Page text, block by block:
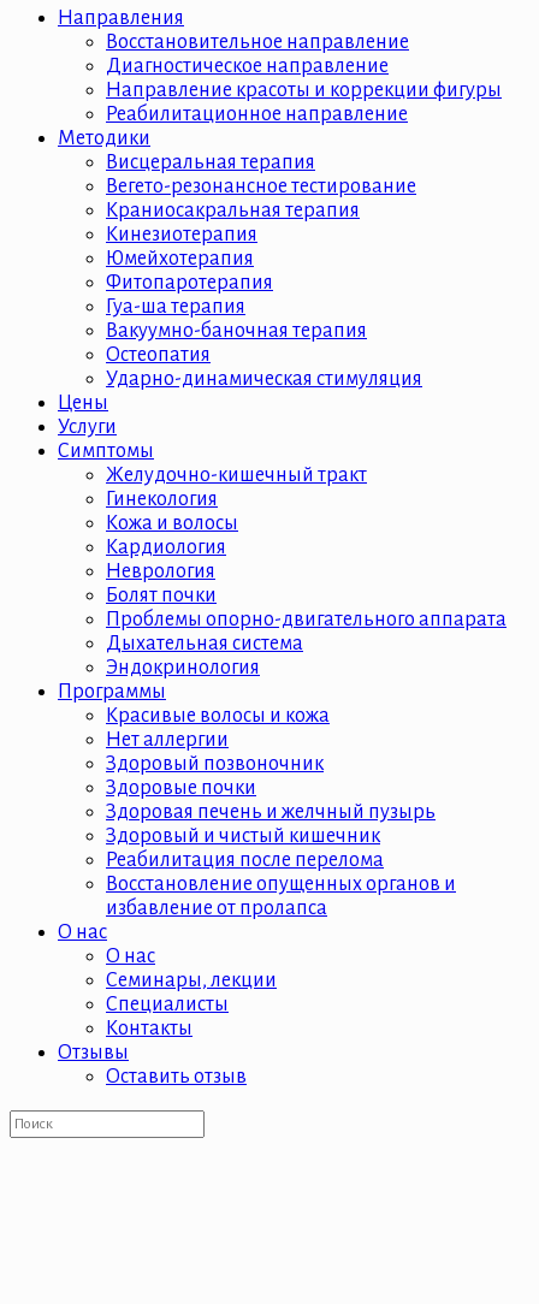
Направления
Восстановительное направление
Диагностическое направление
Направление красоты и коррекции фигуры
Реабилитационное направление
Методики
Висцеральная терапия
Вегето-резонансное тестирование
Краниосакральная терапия
Кинезиотерапия
Юмейхотерапия
Фитопаротерапия
Гуа-ша терапия
Вакуумно-баночная терапия
Остеопатия
Ударно-динамическая стимуляция
Цены
Услуги
Симптомы
Желудочно-кишечный тракт
Гинекология
Кожа и волосы
Кардиология
Неврология
Болят почки
Проблемы опорно-двигательного аппарата
Дыхательная система
Эндокринология
Программы
Красивые волосы и кожа
Нет аллергии
Здоровый позвоночник
Здоровые почки
Здоровая печень и желчный пузырь
Здоровый и чистый кишечник
Реабилитация после перелома
Восстановление опущенных органов и
избавление от пролапса
О нас
О нас
Семинары, лекции
Специалисты
Контакты
Отзывы
Оставить отзыв